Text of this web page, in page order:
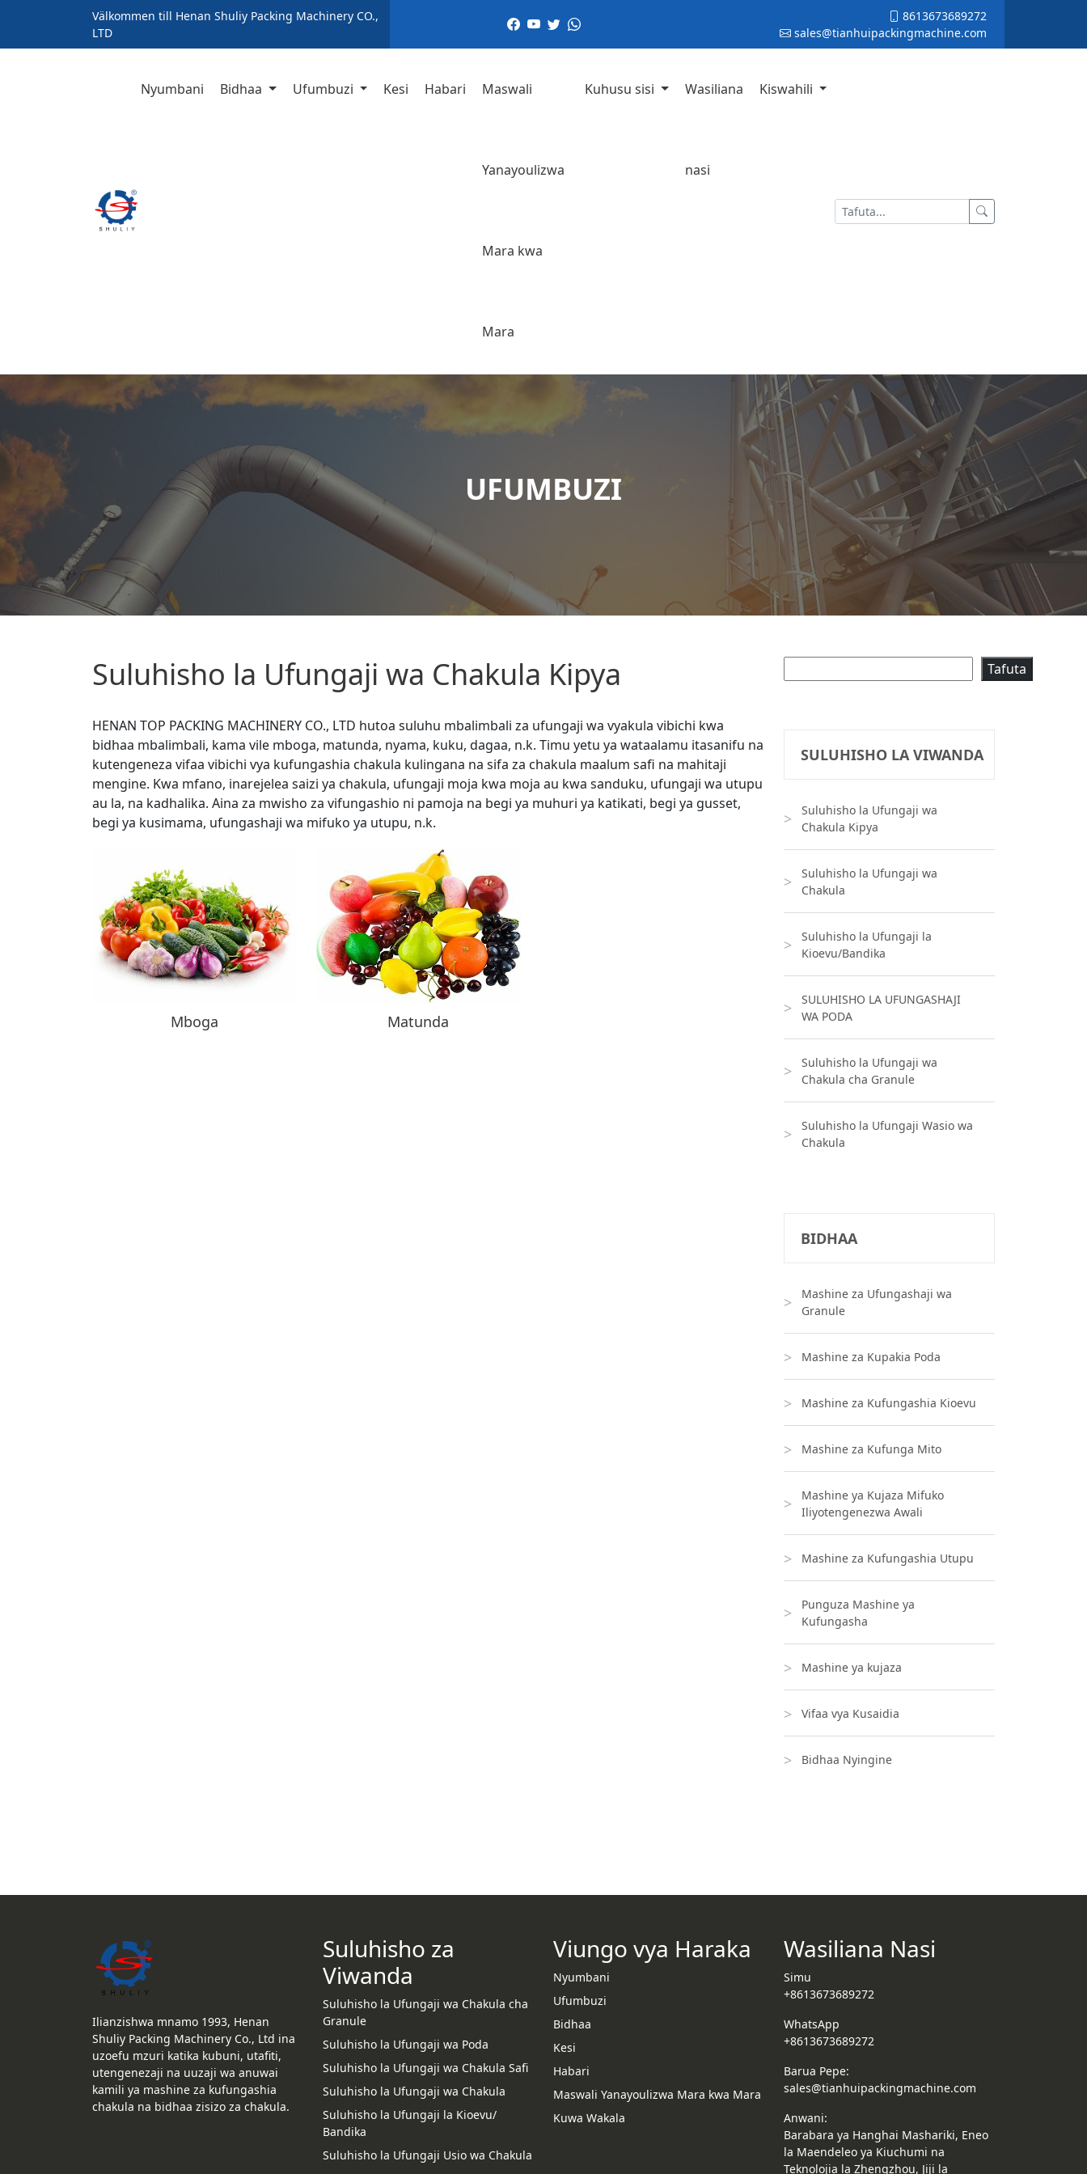
Välkommen till Henan Shuliy Packing Machinery CO.,
LTD
8613673689272
sales@tianhuipackingmachine.com
Nyumbani Bidhaa Ufumbuzi Kesi Habari Maswali
Yanayoulizwa
Mara kwa
Mara
Kuhusu sisi Wasiliana
nasi
Kiswahili
UFUMBUZI
Suluhisho la Ufungaji wa Chakula Kipya
HENAN TOP PACKING MACHINERY CO., LTD hutoa suluhu mbalimbali za ufungaji wa vyakula vibichi kwa
bidhaa mbalimbali, kama vile mboga, matunda, nyama, kuku, dagaa, n.k. Timu yetu ya wataalamu itasanifu na
kutengeneza vifaa vibichi vya kufungashia chakula kulingana na sifa za chakula maalum safi na mahitaji
mengine. Kwa mfano, inarejelea saizi ya chakula, ufungaji moja kwa moja au kwa sanduku, ufungaji wa utupu
au la, na kadhalika. Aina za mwisho za vifungashio ni pamoja na begi ya muhuri ya katikati, begi ya gusset,
begi ya kusimama, ufungashaji wa mifuko ya utupu, n.k.
Mboga Matunda
Tafuta
SULUHISHO LA VIWANDA
Suluhisho la Ufungaji wa
Chakula Kipya
Suluhisho la Ufungaji wa
Chakula
Suluhisho la Ufungaji la
Kioevu/Bandika
SULUHISHO LA UFUNGASHAJI
WA PODA
Suluhisho la Ufungaji wa
Chakula cha Granule
Suluhisho la Ufungaji Wasio wa
Chakula
BIDHAA
Mashine za Ufungashaji wa
Granule
Mashine za Kupakia Poda
Mashine za Kufungashia Kioevu
Mashine za Kufunga Mito
Mashine ya Kujaza Mifuko
Iliyotengenezwa Awali
Mashine za Kufungashia Utupu
Punguza Mashine ya
Kufungasha
Mashine ya kujaza
Vifaa vya Kusaidia
Bidhaa Nyingine
Ilianzishwa mnamo 1993, Henan
Shuliy Packing Machinery Co., Ltd ina
uzoefu mzuri katika kubuni, utafiti,
utengenezaji na uuzaji wa anuwai
kamili ya mashine za kufungashia
chakula na bidhaa zisizo za chakula.
Suluhisho za
Viwanda
Suluhisho la Ufungaji wa Chakula cha
Granule
Suluhisho la Ufungaji wa Poda
Suluhisho la Ufungaji wa Chakula Safi
Suluhisho la Ufungaji wa Chakula
Suluhisho la Ufungaji la Kioevu/
Bandika
Suluhisho la Ufungaji Usio wa Chakula
Viungo vya Haraka
Nyumbani
Ufumbuzi
Bidhaa
Kesi
Habari
Maswali Yanayoulizwa Mara kwa Mara
Kuwa Wakala
Wasiliana Nasi
Simu
+8613673689272
WhatsApp
+8613673689272
Barua Pepe:
sales@tianhuipackingmachine.com
Anwani:
Barabara ya Hanghai Mashariki, Eneo
la Maendeleo ya Kiuchumi na
Teknolojia la Zhengzhou, Jiji la